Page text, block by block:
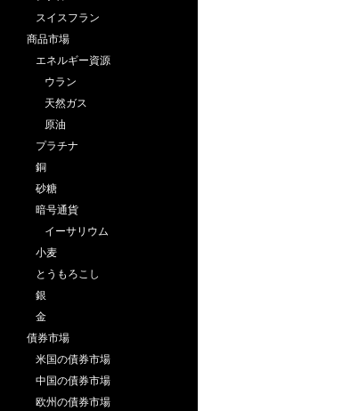
スイスフラン
商品市場
エネルギー資源
ウラン
天然ガス
原油
プラチナ
銅
砂糖
暗号通貨
イーサリウム
小麦
とうもろこし
銀
金
債券市場
米国の債券市場
中国の債券市場
欧州の債券市場